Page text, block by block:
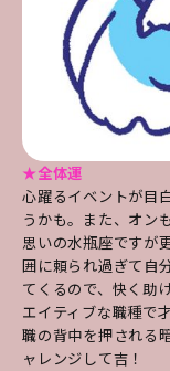
★全体運
心躍るイベントが目
うかも。また、オン
思いの水瓶座ですが
囲に頼られ過ぎて自
てくるので、快く助
エイティブな職種で
職の背中を押される
ャレンジして吉！